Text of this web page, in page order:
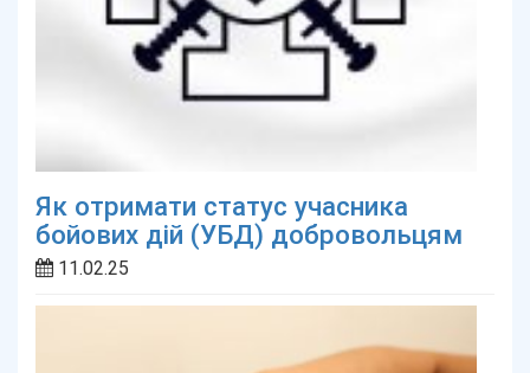
Як отримати статус учасника
бойових дій (УБД) добровольцям
11.02.25